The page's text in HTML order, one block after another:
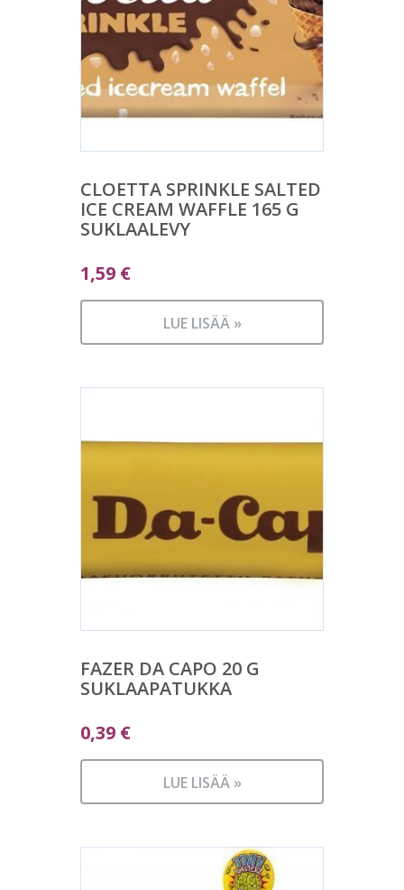
CLOETTA SPRINKLE SALTED
ICE CREAM WAFFLE 165 G
SUKLAALEVY
1,59 €
LUE LISÄÄ »
FAZER DA CAPO 20 G
SUKLAAPATUKKA
0,39 €
LUE LISÄÄ »